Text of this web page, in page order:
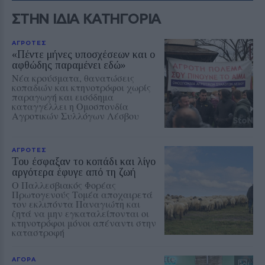
ΣΤΗΝ ΙΔΙΑ ΚΑΤΗΓΟΡΙΑ
ΑΓΡΟΤΕΣ
«Πέντε μήνες υποσχέσεων και ο
αφθώδης παραμένει εδώ»
Νέα κρούσματα, θανατώσεις
κοπαδιών και κτηνοτρόφοι χωρίς
παραγωγή και εισόδημα
καταγγέλλει η Ομοσπονδία
Αγροτικών Συλλόγων Λέσβου
ΑΓΡΟΤΕΣ
Του έσφαξαν το κοπάδι και λίγο
αργότερα έφυγε από τη ζωή
Ο Παλλεσβιακός Φορέας
Πρωτογενούς Τομέα αποχαιρετά
τον εκλιπόντα Παναγιώτη και
ζητά να μην εγκαταλείπονται οι
κτηνοτρόφοι μόνοι απέναντι στην
καταστροφή
ΑΓΟΡΑ